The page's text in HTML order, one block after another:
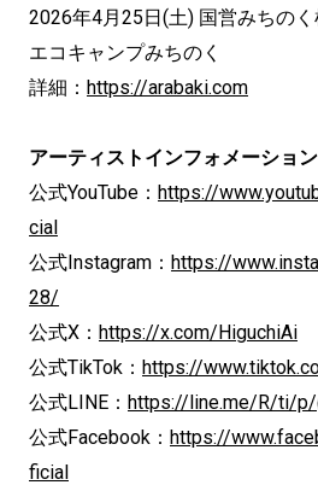
2026年4月25日(土) 国営みちの
エコキャンプみちのく
詳細： https://arabaki.com
アーティストインフォメーション
公式YouTube： https://
cial
公式Instagram： https://
28/
公式X： https://x.com/HiguchiAi
公式TikTok： https://
公式LINE： https://line.me/R/ti/p/
公式Facebook： https://
ficial